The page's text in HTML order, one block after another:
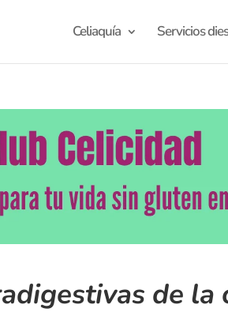
Celiaquía Servicios
de la